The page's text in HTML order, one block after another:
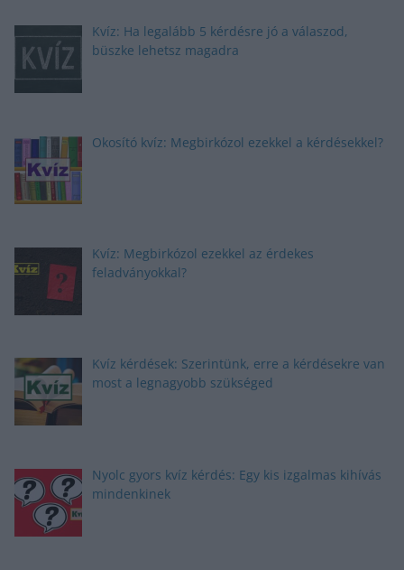
Kvíz: Ha legalább 5 kérdésre jó a válaszod,
büszke lehetsz magadra
Okosító kvíz: Megbirkózol ezekkel a kérdésekkel?
Kvíz: Megbirkózol ezekkel az érdekes
feladványokkal?
Kvíz kérdések: Szerintünk, erre a kérdésekre van
most a legnagyobb szükséged
Nyolc gyors kvíz kérdés: Egy kis izgalmas kihívás
mindenkinek